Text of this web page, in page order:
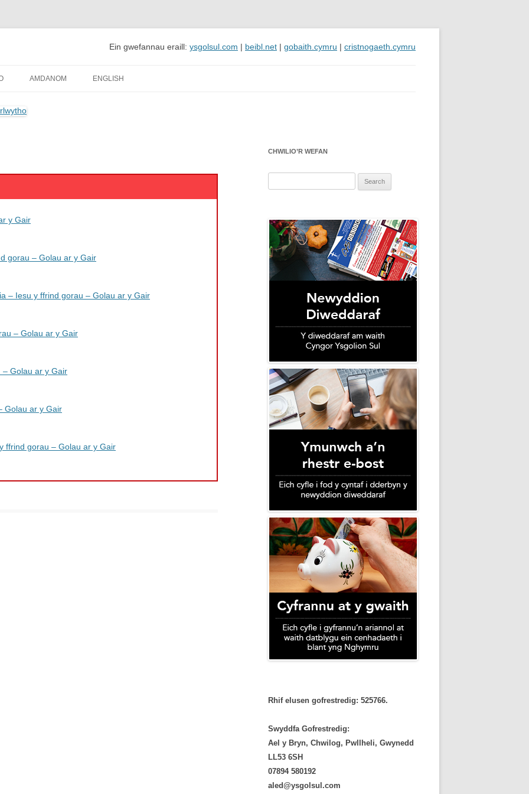
Ein gwefannau eraill: ysgolsul.com | beibl.net | gobaith.cymru | cristnogaeth.cymru
AMDANOM ENGLISH
y Gair
gorau – Golau ar y Gair
– Iesu y ffrind gorau – Golau ar y Gair
– Golau ar y Gair
Golau ar y Gair
Golau ar y Gair
ffrind gorau – Golau ar y Gair
CHWILIO’R WEFAN
Rhif elusen gofrestredig: 525766.
Swyddfa Gofrestredig:
Ael y Bryn, Chwilog, Pwllheli, Gwynedd
LL53 6SH
‭07894 580192‬
aled@ysgolsul.com